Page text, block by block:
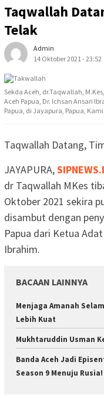
Taqwallah
Telak
Admin
14 Oktober 2021 - 23:52
Sekda Aceh, dr.Taqwallah,
Aceh Papua, Dr. Ichsan Ansari
Papua, di Jayapura, Papua,
Taqwallah Datang,
JAYAPURA,
dr Taqwallah MKes
Oktober 2021 sekira
disambut dengan
Papua dari Ketua
Ibrahim.
BACAAN LAINNYA
Menjaga Amanah
Lebih Kuat
Mukhtaruddin Usman
Banda Aceh Jadi
Season 9 Menuju Rusia!